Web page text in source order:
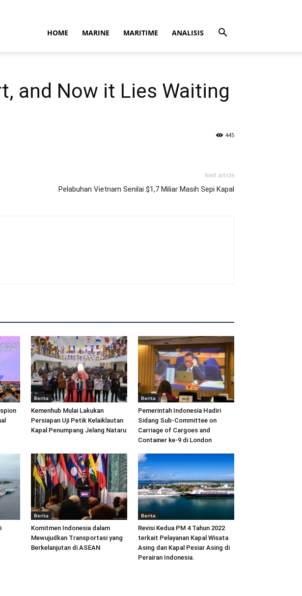
HOME MARINE MARITIME ANALISIS
and Now it Lies Waiting
445
Next article
Pelabuhan Vietnam Senilai $1,7 Miliar Masih Sepi Kapal
Berita
Kemenhub Mulai Lakukan
Persiapan Uji Petik Kelaiklautan
Kapal Penumpang Jelang Nataru
Berita
Pemerintah Indonesia Hadiri
Sidang Sub-Committee on
Carriage of Cargoes and
Container ke-9 di London
Berita
Komitmen Indonesia dalam
Mewujudkan Transportasi yang
Berkelanjutan di ASEAN
Berita
Revisi Kedua PM 4 Tahun 2022
terkait Pelayanan Kapal Wisata
Asing dan Kapal Pesiar Asing di
Perairan Indonesia.